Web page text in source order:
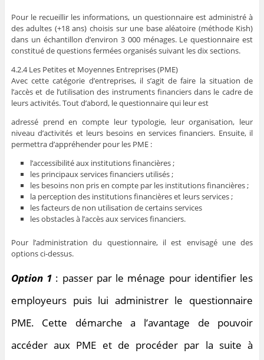
Pour le recueillir les informations, un questionnaire est administré à
des adultes (+18 ans) choisis sur une base aléatoire (méthode Kish)
dans un échantillon d’environ 3 000 ménages. Le questionnaire est
constitué de questions fermées organisés suivant les dix sections.
4.2.4 Les Petites et Moyennes Entreprises (PME)
Avec cette catégorie d’entreprises, il s’agit de faire la situation de
l’accès et de l’utilisation des instruments financiers dans le cadre de
leurs activités. Tout d’abord, le questionnaire qui leur est
adressé prend en compte leur typologie, leur organisation, leur
niveau d’activités et leurs besoins en services financiers. Ensuite, il
permettra d’appréhender pour les PME :
l’accessibilité aux institutions financières ;
les principaux services financiers utilisés ;
les besoins non pris en compte par les institutions financières ;
la perception des institutions financières et leurs services ;
les facteurs de non utilisation de certains services
les obstacles à l’accès aux services financiers.
Pour l’administration du questionnaire, il est envisagé une des
options ci-dessus.
Option 1 : passer par le ménage pour identifier les
employeurs puis lui administrer le questionnaire
PME. Cette démarche a l’avantage de pouvoir
accéder aux PME et de procéder par la suite à